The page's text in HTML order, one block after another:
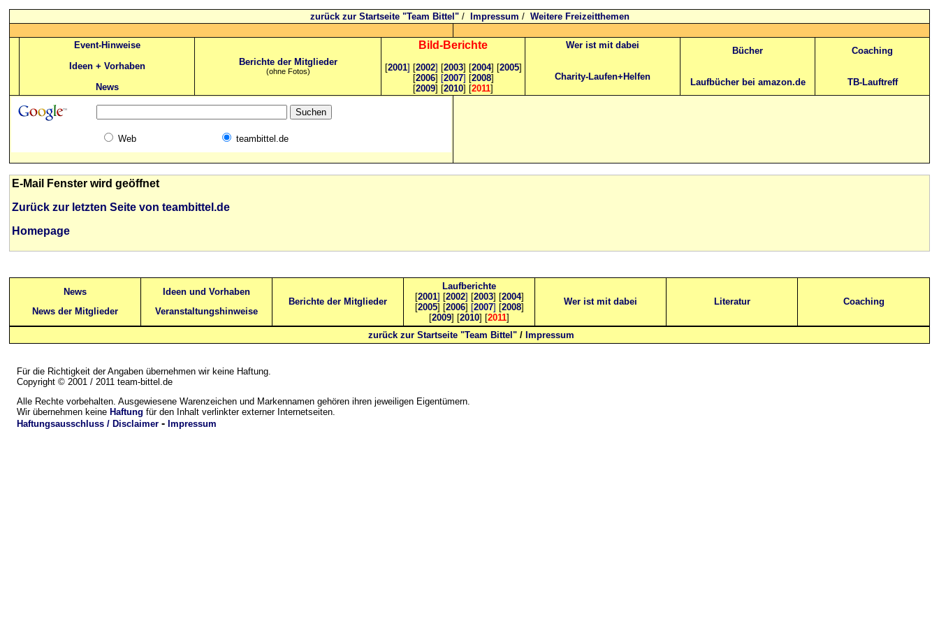
zurück zur Startseite "Team Bittel"/ Impressum / Weitere Freizeitthemen
Event-Hinweise
Ideen + Vorhaben
News
Berichte der Mitglieder
(ohne Fotos)
Bild-Berichte
[2001] [2002] [2003] [2004] [2005]
[2006] [2007] [2008]
[2009] [2010] [2011]
Wer ist mit dabei
Charity-Laufen+Helfen
Bücher
Laufbücher bei amazon.de
Coaching
TB-Lauftreff
Web teambittel.de
E-Mail Fenster wird geöffnet
Zurück zur letzten Seite von teambittel.de
Homepage
News
News der Mitglieder
Ideen und Vorhaben
Veranstaltungshinweise
Berichte der Mitglieder
Laufberichte
[2001] [2002] [2003] [2004]
[2005] [2006] [2007] [2008]
[2009] [2010] [2011]
Wer ist mit dabei Literatur Coaching
zurück zur Startseite "Team Bittel"/ Impressum
Für die Richtigkeit der Angaben übernehmen wir keine Haftung.
Copyright © 2001 / 2011 team-bittel.de
Alle Rechte vorbehalten. Ausgewiesene Warenzeichen und Markennamen gehören ihren jeweiligen Eigentümern.
Wir übernehmen keine Haftung für den Inhalt verlinkter externer Internetseiten.
Haftungsausschluss / Disclaimer - Impressum